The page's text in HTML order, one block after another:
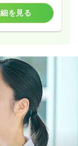
を見る